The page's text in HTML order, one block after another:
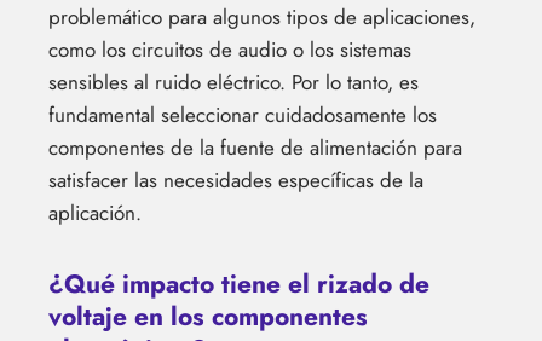
problemático para algunos tipos de aplicaciones,
como los circuitos de audio o los sistemas
sensibles al ruido eléctrico. Por lo tanto, es
fundamental seleccionar cuidadosamente los
componentes de la fuente de alimentación para
satisfacer las necesidades específicas de la
aplicación.
¿Qué impacto tiene el rizado de
voltaje en los componentes